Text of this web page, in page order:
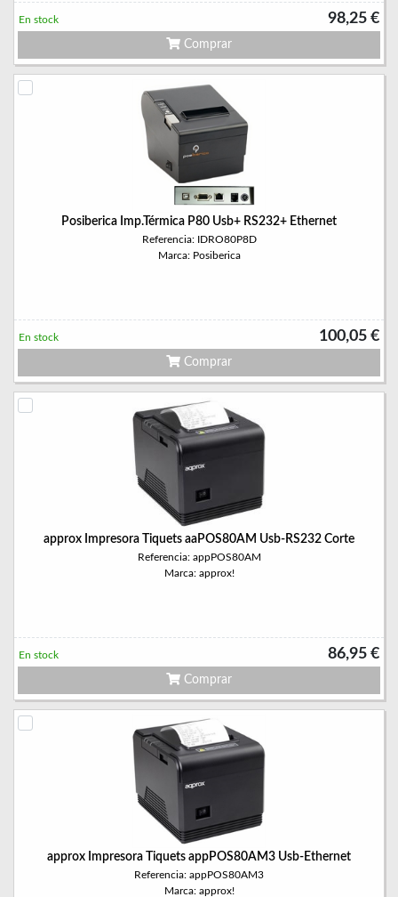
98,25 €
En stock
Comprar
Posiberica Imp.Térmica P80 Usb+ RS232+ Ethernet
Referencia: IDRO80P8D
Marca: Posiberica
100,05 €
En stock
Comprar
approx Impresora Tiquets aaPOS80AM Usb-RS232 Corte
Referencia: appPOS80AM
Marca: approx!
86,95 €
En stock
Comprar
approx Impresora Tiquets appPOS80AM3 Usb-Ethernet
Referencia: appPOS80AM3
Marca: approx!